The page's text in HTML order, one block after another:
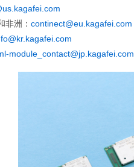
非洲： continect@eu.kagafei.com
module_contact@jp.kagafei.com